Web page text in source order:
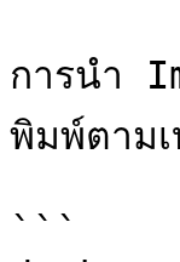
การนำ
พิมพ์ตามเ
```